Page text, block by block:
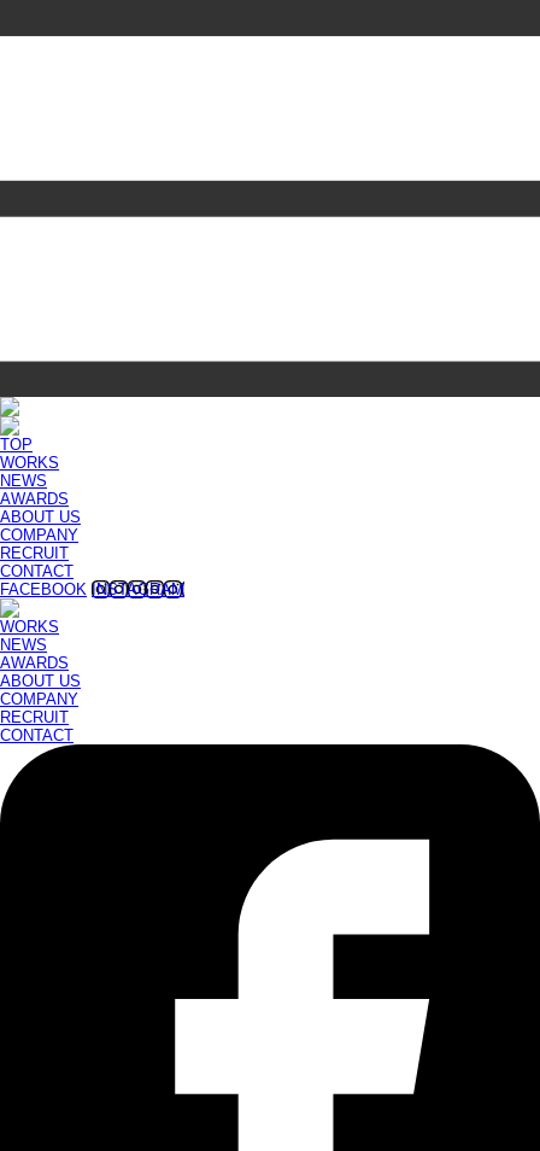
TOP
WORKS
NEWS
AWARDS
ABOUT US
COMPANY
RECRUIT
CONTACT
FACEBOOK INSTAGRAM
WORKS
NEWS
AWARDS
ABOUT US
COMPANY
RECRUIT
CONTACT